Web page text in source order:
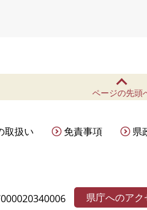
ページの先頭
取扱い 免責事項 県
県庁へのアク